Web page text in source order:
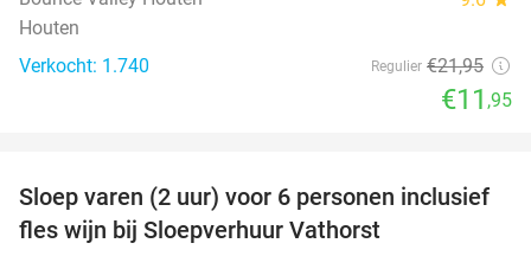
Houten
Verkocht: 1.740
Regulier €21,95
€11 ,95
41%
Sloep varen (2 uur) voor 6 personen inclusief
fles wijn bij Sloepverhuur Vathorst